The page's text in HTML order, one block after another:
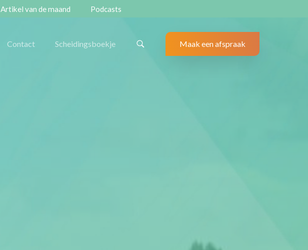
Artikel van de maand Podcasts
Contact Scheidingsboekje Maak een afspraak